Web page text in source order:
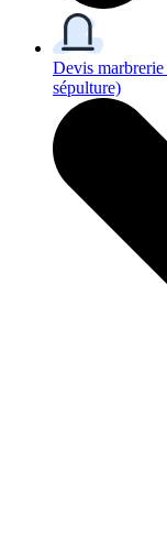
Devis marbrerie
sépulture)